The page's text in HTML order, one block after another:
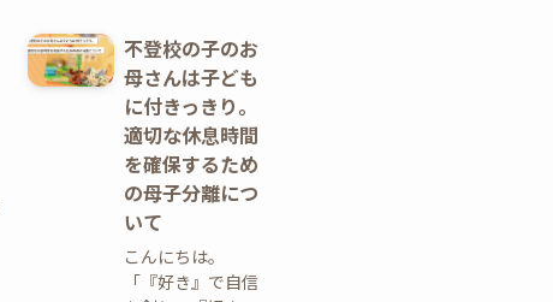
不登校の子のお
母さんは子ども
に付きっきり。
適切な休息時間
を確保するため
の母子分離につ
いて
こんにちは。
「『好き』で自信